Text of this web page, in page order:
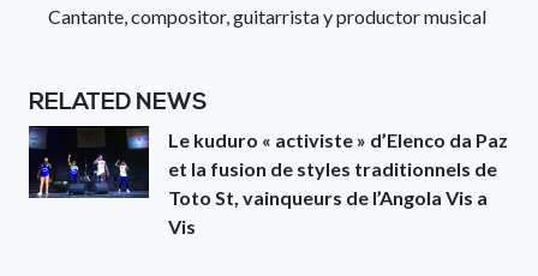
Cantante, compositor, guitarrista y productor musical
RELATED NEWS
Le kuduro « activiste » d’Elenco da Paz
et la fusion de styles traditionnels de
Toto St, vainqueurs de l’Angola Vis a
Vis